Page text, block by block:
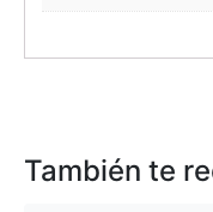
También te